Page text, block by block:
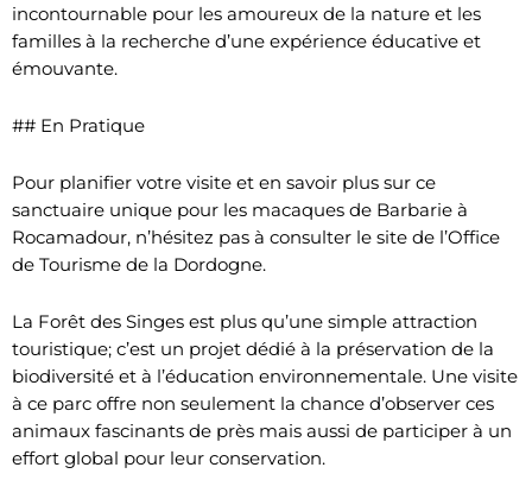
incontournable pour les amoureux de la nature et les
familles à la recherche d’une expérience éducative et
émouvante.
## En Pratique
Pour planifier votre visite et en savoir plus sur ce
sanctuaire unique pour les macaques de Barbarie à
Rocamadour, n’hésitez pas à consulter le site de l’Office
de Tourisme de la Dordogne.
La Forêt des Singes est plus qu’une simple attraction
touristique; c’est un projet dédié à la préservation de la
biodiversité et à l’éducation environnementale. Une visite
à ce parc offre non seulement la chance d’observer ces
animaux fascinants de près mais aussi de participer à un
effort global pour leur conservation.